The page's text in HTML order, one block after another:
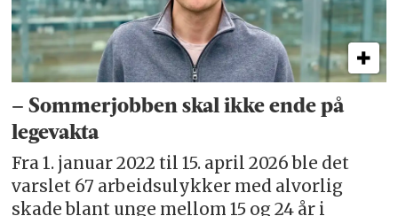
– Sommerjobben skal ikke ende på
legevakta
Fra 1. januar 2022 til 15. april 2026 ble det
varslet 67 arbeidsulykker med alvorlig
skade blant unge mellom 15 og 24 år i